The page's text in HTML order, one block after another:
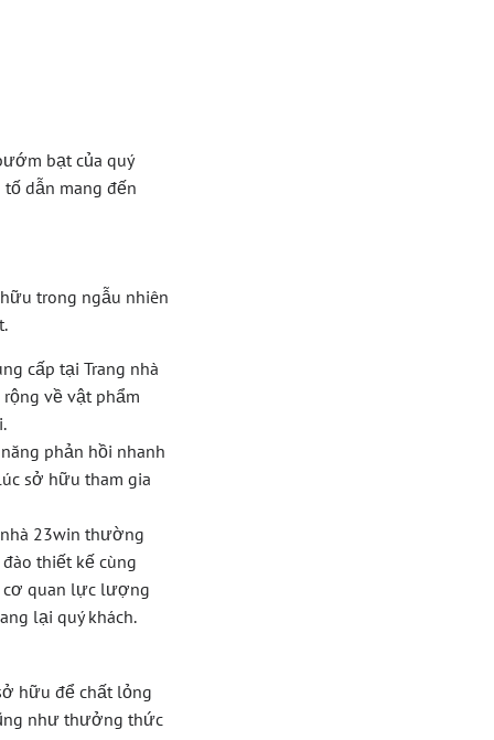
bạt của quý
tố dẫn mang đến
trong ngẫu nhiên
cấp tại Trang nhà
về vật phẩm
phản hồi nhanh
sở hữu tham gia
nhà 23win thường
thiết kế cùng
cơ quan lực lượng
lại quý khách.
hữu để chất lỏng
như thưởng thức